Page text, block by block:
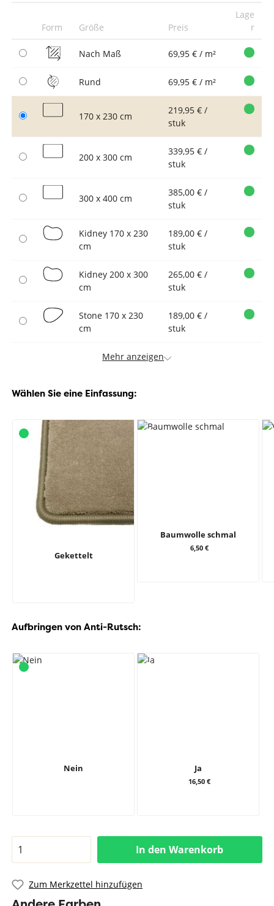
Form Größe Preis
Lage
r
Nach Maß 69,95 € / m²
Rund 69,95 € / m²
170 x 230 cm
219,95 € /
stuk
200 x 300 cm
339,95 € /
stuk
300 x 400 cm
385,00 € /
stuk
Kidney 170 x 230
cm
189,00 € /
stuk
Kidney 200 x 300
cm
265,00 € /
stuk
Stone 170 x 230
cm
189,00 € /
stuk
Mehr anzeigen
Wählen Sie eine Einfassung:
Gekettelt
Baumwolle schmal
6,50 €
Aufbringen von Anti-Rutsch:
Nein Ja
16,50 €
In den Warenkorb
Zum Merkzettel hinzufügen